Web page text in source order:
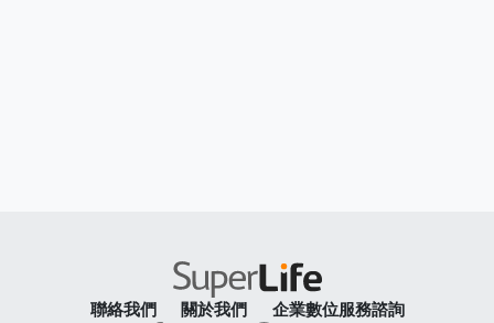
聯絡我們 關於我們 企業數位服務諮詢